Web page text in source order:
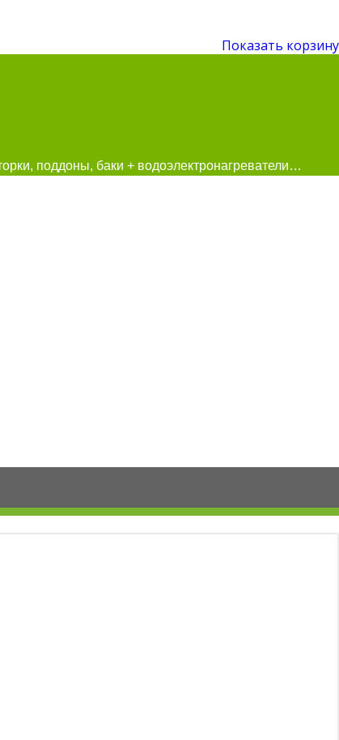
Показать корзину
поддоны, баки + водоэлектронагреватели…